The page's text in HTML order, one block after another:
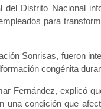
del Distrito Nacional
para
Sonrisas, fueron
congénita
Fernández, explicó
una condición que